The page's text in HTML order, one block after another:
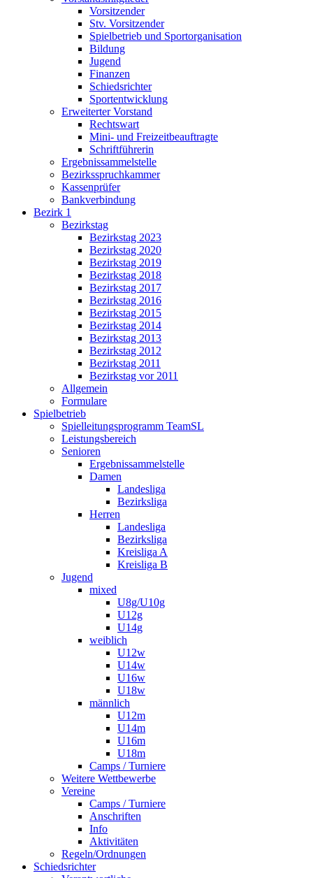
Vorsitzender
Stv. Vorsitzender
Spielbetrieb und Sportorganisation
Bildung
Jugend
Finanzen
Schiedsrichter
Sportentwicklung
Erweiterter Vorstand
Rechtswart
Mini- und Freizeitbeauftragte
Schriftführerin
Ergebnissammelstelle
Bezirksspruchkammer
Kassenprüfer
Bankverbindung
Bezirk 1
Bezirkstag
Bezirkstag 2023
Bezirkstag 2020
Bezirkstag 2019
Bezirkstag 2018
Bezirkstag 2017
Bezirkstag 2016
Bezirkstag 2015
Bezirkstag 2014
Bezirkstag 2013
Bezirkstag 2012
Bezirkstag 2011
Bezirkstag vor 2011
Allgemein
Formulare
Spielbetrieb
Spielleitungsprogramm TeamSL
Leistungsbereich
Senioren
Ergebnissammelstelle
Damen
Landesliga
Bezirksliga
Herren
Landesliga
Bezirksliga
Kreisliga A
Kreisliga B
Jugend
mixed
U8g/U10g
U12g
U14g
weiblich
U12w
U14w
U16w
U18w
männlich
U12m
U14m
U16m
U18m
Camps / Turniere
Weitere Wettbewerbe
Vereine
Camps / Turniere
Anschriften
Info
Aktivitäten
Regeln/Ordnungen
Schiedsrichter